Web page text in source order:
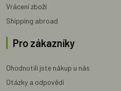
Vrácení zboží
Shipping abroad
Pro zákazníky
Ohodnotili jste nákup u nás
Otázky a odpovědi